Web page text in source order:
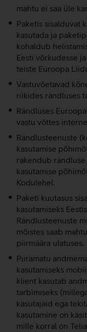
mahtu ei saa üle
Paketis sisalduvat
kasutada ja
kohaldub
Eesti võrkudesse
teiste Euroopa
Vastuvõetavad
riikides rändluses
Rändluses
vastu võttes
Rändlusteenuste
kasutamise
rakendub rändluse
kasutamise
Kodulehel.
Paketi kuutasus
kasutamiseks
Rändlusteenuste
mõistes saab
piirmäära ulatuses.
Piiramatu
kasutamiseks
klient kasutab
tarbimiseks
kasutajaid ega
kasutamine on
mille korral on